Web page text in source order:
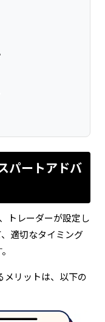
パートアドバ
トレーダーが設定し
適切なタイミング
メリットは、以下の